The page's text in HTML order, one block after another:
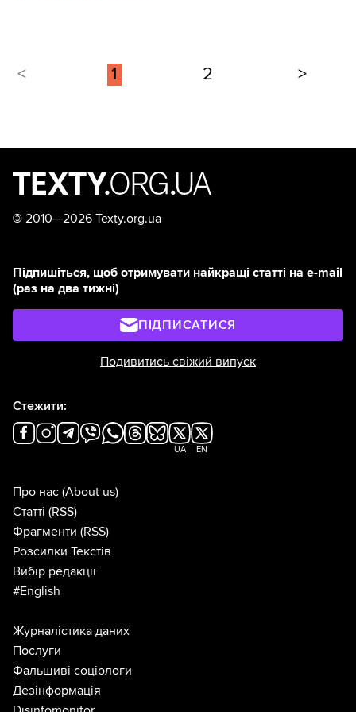
< 1 2 >
© 2010—2026 Texty.org.ua
Підпишіться, щоб отримувати найкращі статті на e-mail
(раз на два тижні)
ПІДПИСАТИСЯ
Подивитись свіжий випуск
Стежити:
UA EN
Про нас (About us)
Статті (RSS)
Фрагменти (RSS)
Розсилки Текстів
Вибір редакції
#English
Журналістика даних
Послуги
Фальшиві соціологи
Дезінформація